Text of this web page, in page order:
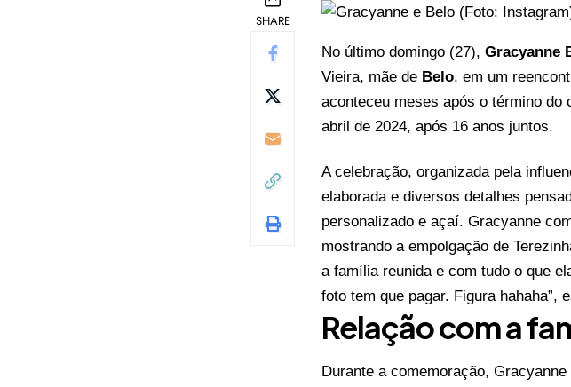
SHARE
No último domingo (27), Gracyanne
Vieira, mãe de Belo, em um
aconteceu meses após o término do
abril de 2024, após 16 anos juntos.
A celebração, organizada pela
elaborada e diversos detalhes
personalizado e açaí. Gracyanne
mostrando a empolgação de
a família reunida e com tudo o que
foto tem que pagar. Figura hahaha”,
Relação com a
Durante a comemoração,